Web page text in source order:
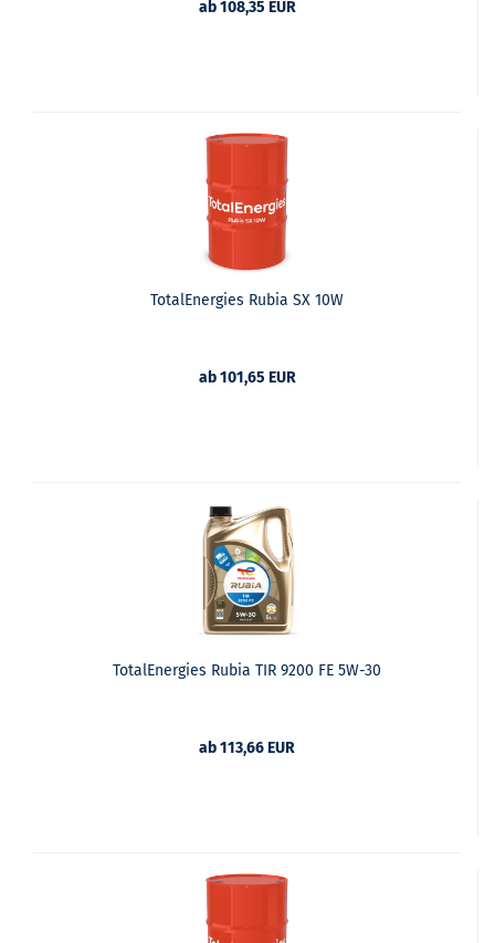
ab 108,35 EUR
TotalEnergies Rubia SX 10W
ab 101,65 EUR
TotalEnergies Rubia TIR 9200 FE 5W-30
ab 113,66 EUR